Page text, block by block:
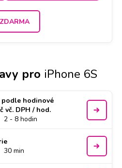
pro iPhone 6S
podle hodinové
vč. DPH / hod.
2 - 8 hodin
30 min